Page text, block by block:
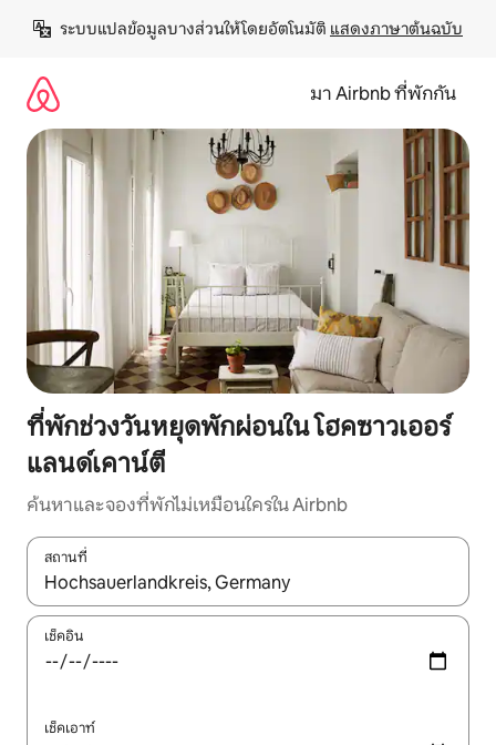
เนื้อหา
ระบบแปลข้อมูลบางส่วนให้โดยอัตโนมัติ แสดงภาษาต้นฉบับ
มา Airbnb ที่พักกัน
ที่พักช่วงวันหยุดพักผ่อนใน โฮคซาวเออร์
แลนด์เคาน์ตี
ค้นหาและจองที่พักไม่เหมือนใครใน Airbnb
สถานที่
ใช้ลูกศรขึ้นลง หรือใช้การสัมผัสหรือปัด เพื่อสำรวจผลการค้นหา
เช็คอิน
เช็คเอาท์